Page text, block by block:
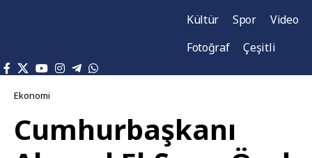
Kültür
Spor
Video
Fotoğraf
Çeşitli
Ekonomi
Cumhurbaşkanı